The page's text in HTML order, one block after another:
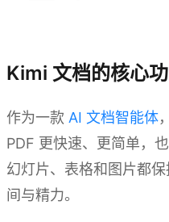
Kimi 文档的核心
作为一款 AI 文档智能体
PDF 更快速、更简单，
幻灯片、表格和图片都
间与精力。